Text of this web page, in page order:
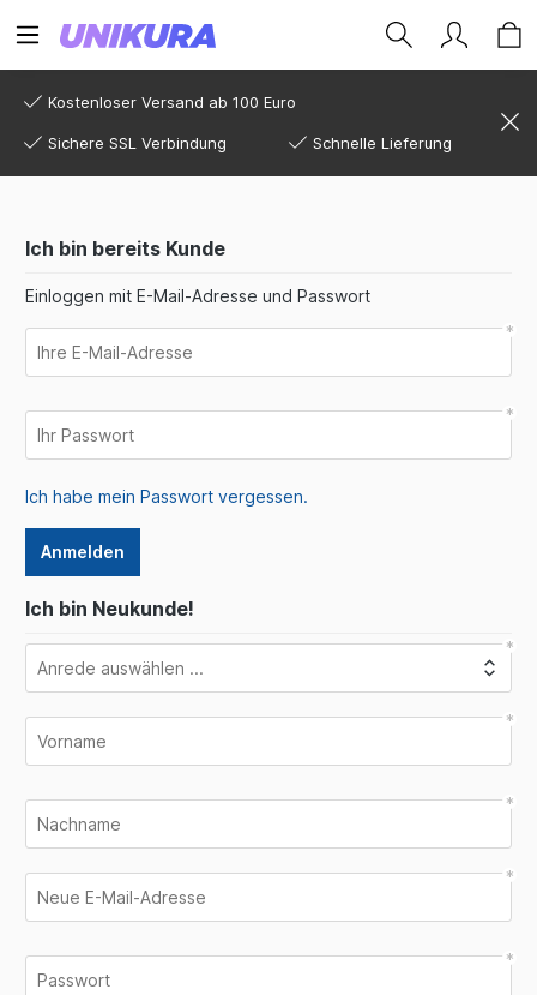
Kostenloser Versand ab 100 Euro
Sichere SSL Verbindung Schnelle Lieferung
Ich bin bereits Kunde
Einloggen mit E-Mail-Adresse und Passwort
Ich habe mein Passwort vergessen.
Anmelden
Ich bin Neukunde!